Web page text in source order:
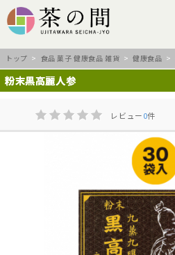
トップ > 食品 菓子 健康食品 雑貨 >健康食品 >
粉末黒高麗人参
レビュー0件